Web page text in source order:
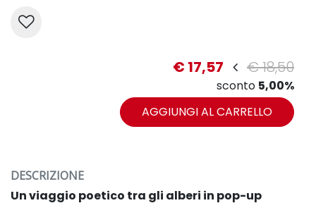
€ 17,57 € 18,50
sconto 5,00%
AGGIUNGI AL CARRELLO
DESCRIZIONE
Un viaggio poetico tra gli alberi in pop-up